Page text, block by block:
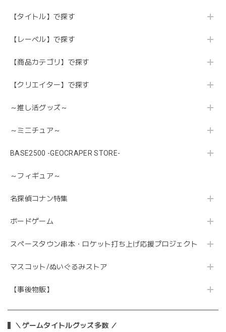
【タイトル】で探す
【レーベル】で探す
【商品カテゴリ】で探す
【クリエイター】で探す
～推し活グッズ～
～ミニチュア～
BASE2500 -GEOCRAPER STORE-
～フィギュア～
名探偵コナン特集
ボードゲーム
スペースタウン串本・ロケット打ち上げ応援プロジェクト
マスコット/ぬいぐるみストア
【事後物販】
＼ゲームタイトルグッズ多数 ／